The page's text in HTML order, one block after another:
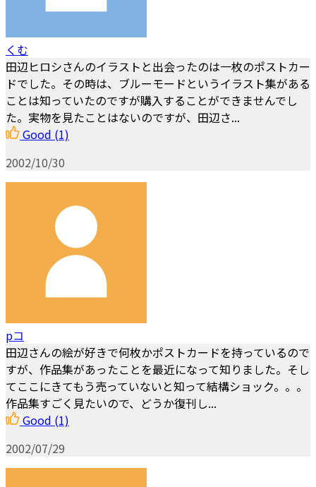
くむ
田辺ヒロシさんのイラストと出会ったのは一枚のポストカー
ドでした。その時は、ブルーモードというイラスト集がある
ことは知っていたのですが購入することができませんでし
た。実物を見たことはないのですが、田辺さ...
Good (1)
2002/10/30
pコ
田辺さんの絵が好きで何枚かポストカードを持っているので
すが、作品集があったことを最近になって知りました。そし
てここにきてもう売っていないと知って結構ショック。。。
作品集すごく見たいので、どうか復刊し...
Good (1)
2002/07/29